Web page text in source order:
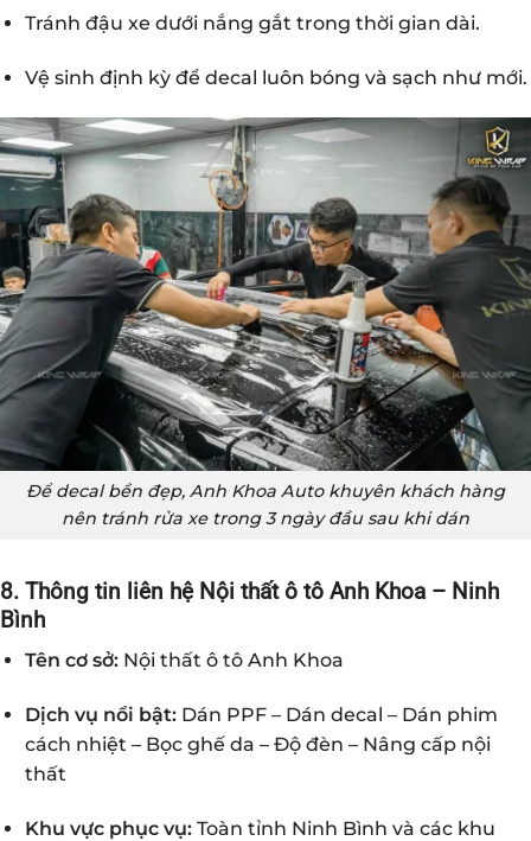
Tránh đậu xe dưới nắng gắt trong thời gian dài.
Vệ sinh định kỳ để decal luôn bóng và sạch như mới.
Để decal bền đẹp, Anh Khoa Auto khuyên khách hàng
nên tránh rửa xe trong 3 ngày đầu sau khi dán
8. Thông tin liên hệ Nội thất ô tô Anh Khoa – Ninh
Bình
Tên cơ sở:Nội thất ô tô Anh Khoa
Dịch vụ nổi bật:Dán PPF – Dán decal – Dán phim
cách nhiệt – Bọc ghế da – Độ đèn – Nâng cấp nội
thất
Khu vực phục vụ:Toàn tỉnh Ninh Bình và các khu